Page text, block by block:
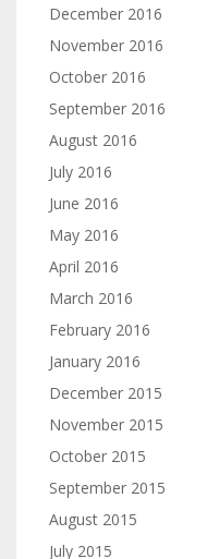
December 2016
November 2016
October 2016
September 2016
August 2016
July 2016
June 2016
May 2016
April 2016
March 2016
February 2016
January 2016
December 2015
November 2015
October 2015
September 2015
August 2015
July 2015